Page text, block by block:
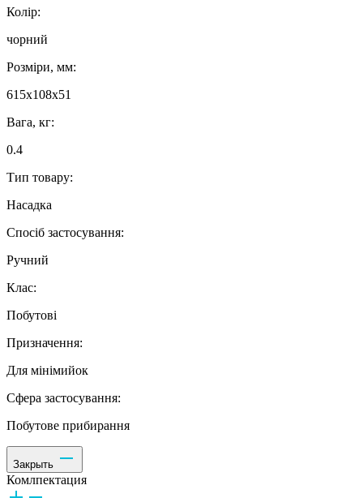
Колір:
чорний
Розміри, мм:
615x108x51
Вага, кг:
0.4
Тип товару:
Насадка
Спосіб застосування:
Ручний
Клас:
Побутові
Призначення:
Для мінімийок
Сфера застосування:
Побутове прибирання
Закрыть
Комлпектация